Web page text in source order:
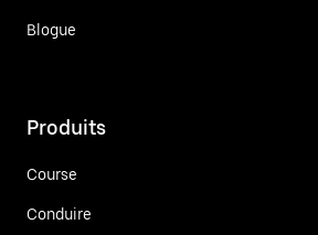
Blogue
Produits
Course
Conduire